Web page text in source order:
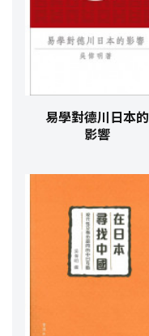
易學對德川日本的
影響